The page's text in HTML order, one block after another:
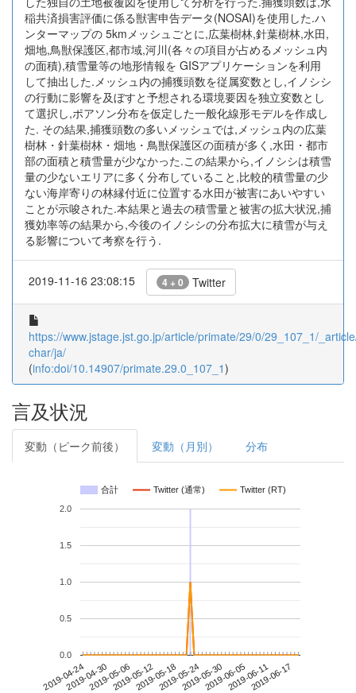
稲共済損害評価に係る獣害申告データ(NOSAI)を使用した.ハ
ンターマップの 5kmメッシュごとに,広葉樹林,針葉樹林,水田,
畑地,鳥獣保護区,都市域,河川(各々の項目が占めるメッシュ内
の面積),積雪量等の地形情報を GISアプリケーションを利用
して抽出した.メッシュ内の捕獲頭数を従属変数とし,イノシシ
の行動に影響を及ぼすと予想される環境要因を独立変数とし
て選択し,ポアソン分布を仮定した一般化線形モデルを作成し
た. その結果,捕獲頭数の多いメッシュでは,メッシュ内の広葉
樹林・針葉樹林・畑地・鳥獣保護区の面積が多く,水田・都市
部の面積と積雪量が少なかった.この結果から,イノシシは積雪
量の少ないエリアに多く分布していること,比較的積雪量の少
ない海岸寄りの林縁付近に位置する水田が被害にあいやすい
ことが示唆された.本結果と過去の積雪量と被害の拡大状況,捕
獲効率等の結果から,今後のイノシシの分布拡大に積雪が与え
る影響について考察を行う.
2019-11-16 23:08:15 4 + 0 Twitter
https://www.jstage.jst.go.jp/article/primate/29/0/29_107_1/
char/ja/
(info:doi/10.14907/primate.29.0_107_1)
言及状況
変動（ピーク前後） 変動（月別） 分布
合計 Twitter (通常) Twitter (RT)
2019-04-242019-04-302019-05-062019-05-122019-05-182019-05-242019-05-302019-06-052019-06-112019-06-17
0.0
0.5
1.0
1.5
2.0